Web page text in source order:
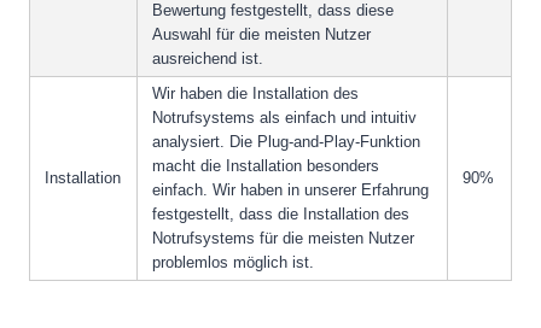
Bewertung festgestellt, dass diese
Auswahl für die meisten Nutzer
ausreichend ist.
Installation
Wir haben die Installation des
Notrufsystems als einfach und intuitiv
analysiert. Die Plug-and-Play-Funktion
macht die Installation besonders
einfach. Wir haben in unserer Erfahrung
festgestellt, dass die Installation des
Notrufsystems für die meisten Nutzer
problemlos möglich ist.
90%